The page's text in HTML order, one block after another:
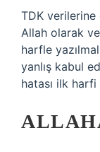
TDK verilerine
Allah olarak
harfle
yanlış kabul
hatası ilk